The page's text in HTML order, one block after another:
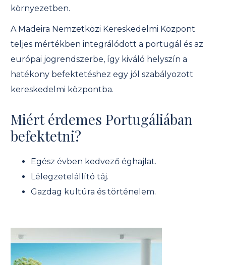
környezetben.
A Madeira Nemzetközi Kereskedelmi Központ
teljes mértékben integrálódott a portugál és az
európai jogrendszerbe, így kiváló helyszín a
hatékony befektetéshez egy jól szabályozott
kereskedelmi központba.
Miért érdemes Portugáliában
befektetni?
Egész évben kedvező éghajlat.
Lélegzetelállító táj.
Gazdag kultúra és történelem.